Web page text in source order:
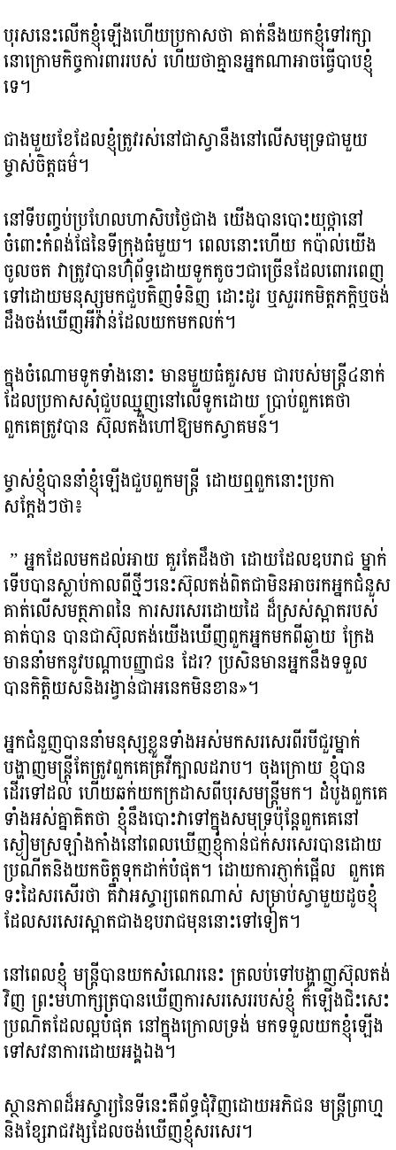
បុរសនេះ​លើកខ្ញុំឡើង​ហើយ​ប្រកាសថា គាត់នឹងយកខ្ញុំទៅរក្សា​
នោក្រោមកិច្ច​ការពាររបស់ ហើយថាគ្មានអ្នកណាអាចធ្វើបាបខ្ញុំ
ទេ។
ជាងមួយខែ​ដែលខ្ញុំត្រូវរស់នៅជាស្វានឹង​នៅលើសមុទ្រជាមួយ
ម្ចាស់ចិត្តធម៌។
នៅទីបញ្ចប់ប្រហែលហាសិបថ្ងៃជាង យើងបាន​បោះយុថ្កានៅ
ចំពោះកំពង់ផែនៃទីក្រុងធំមួយ។ ពេលនោះហើយ កប៉ាល់យើង
ចូលចត វាត្រូវបានហ៊ុំព័ទ្ធដោយទូកតូចៗជាច្រើនដែលពោរពេញ
ទៅដោយមនុស្សមកជួបតិញទំនិញ ដោះដូរ ឬសួររក​មិត្តភក្តិឬចង់
ដឹងចង់ឃើញអីវ៉ាន់ដែលយកមកលក់។
ក្នុងចំណោមទូកទាំងនោះ មាន​មួយ​ធំគួរសម ជារបស់មន្រ្តី៤នាក់
ដែលប្រកាស​សុំជួបឈ្មួញនៅលើទូក​ដោយ​ ប្រាប់ពួកគេថា
ពួកគេត្រូវបាន ស៊ុលតង់ហៅ​ឱ្យមកស្វាគមន៍។
ម្ចាស់ខ្ញុំបាននាំខ្ញុំឡើងជួបពួកមន្រ្តី ដោយឮពួកនោះប្រកា
សក្តែងៗថា៖
” អ្នកដែលមកដល់អាយ គួរតែដឹងថា ដោយ​ដែលឧបរាជ ម្នាក់
ទើបបានស្លាប់កាលពីថ្មីៗនេះ​ស៊ុលតង់ពិតជា​មិនអាច​រកអ្នកជំនួស
គាត់លើ​សមត្ថភាពនៃ​ ការសរសេរដោយដៃ ដ៏ស្រស់ស្អាតរបស់
គាត់បាន បានជា​ស៊ុលតង់យើង​ឃើញ​ពួកអ្នកមកពីឆ្ងាយ ក្រែង
មាននាំមកនូវបណ្តាបញ្ញាជន ដែរ? ប្រសិនមានអ្នកនឹងទទួល
បានកិត្តិយសនិងរង្វាន់ជាអនេកមិនខាន​»។
អ្នកជំនួញបាននាំមនុស្ស​ខ្លួនទាំងអស់មកសរសេរពីរបីជួរម្នាក់
បង្ហាញមន្ត្រី​តែត្រូវពួកគេ​គ្រវីក្បាលដរាប​។ ចុងក្រោយ​ ខ្ញុំបាន
ដើរទៅដល់ ហើយឆក់យកក្រដាសពីបុរសមន្ត្រីមក។ ដំបូងពួកគេ
ទាំងអស់គ្នាគិតថា ខ្ញុំនឹងបោះវាទៅក្នុងសមុទ្រប៉ុន្តែពួកគេនៅ
ស្ងៀមស្រឡាំងកាំងនៅពេលឃើញខ្ញុំកាន់ជក់សរសេរបានដោយ
ប្រណីតនិងយកចិត្តទុកដាក់បំផុត។ ដោយ​ការភ្ញាក់ផ្អើល ពួកគេ
ទះដៃសរសើរ​ថា គឺវាអស្ចារ្យពេកណាស់ សម្រាប់ស្វាមួយ​ដូចខ្ញុំ
ដែលសរសេរស្អាត​ជាងឧបរាជមុននោះទៅទៀត។
នៅពេលខ្ញុំ មន្រ្តីបានយកសំណេរនេះ​ ត្រលប់ទៅបង្ហាញ​ស៊ុលតង់
វិញ ព្រះមហាក្សត្របានឃើញការសរសេររបស់ខ្ញុំ ក៏ឡើងជិះ​សេះ
ប្រណិតដែលល្អបំផុត នៅក្នុងក្រោលទ្រង់ មកទទួលយកខ្ញុំឡើង
ទៅសវនាការដោយអង្គឯង។
ស្ថានភាពដ៏អស្ចារ្យនៃទីនេះ​គឺព័ទ្ធជុំវិញដោយអភិជន មន្ត្រី​ព្រាហ្ម
និងខ្សែរាជវង្សដែលចង់ឃើញខ្ញុំសរសេរ។